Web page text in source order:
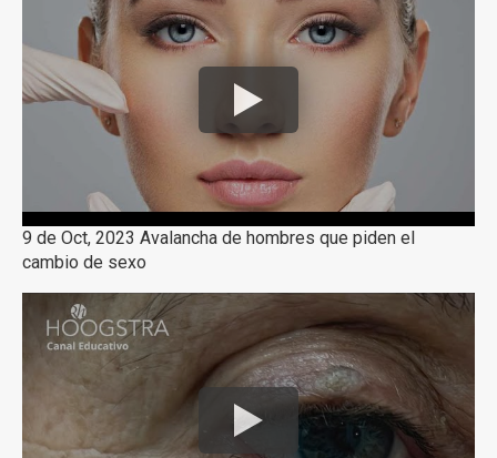
9 de Oct, 2023 Avalancha de hombres que piden el
cambio de sexo